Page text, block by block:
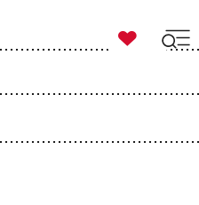

taz zahl ich